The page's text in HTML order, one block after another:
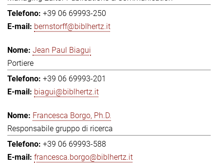
+39 06 69993-250
bernstorff@biblhertz.it
Jean Paul Biagui
Portiere
+39 06 69993-201
biagui@biblhertz.it
Francesca Borgo, Ph.D.
Responsabile gruppo di ricerca
+39 06 69993-588
francesca.borgo@biblhertz.it